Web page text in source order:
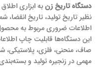
دستگاه تاریخ‌ زنبه ابزاری
نظیر تاریخ تولید، تاریخ
اطلاعات ضروری مربوط به
این دستگاه‌ها قابلیت چاپ
صاف، منحنی، فلزی، پلاستیکی،
مهمی در زنجیره تولید و